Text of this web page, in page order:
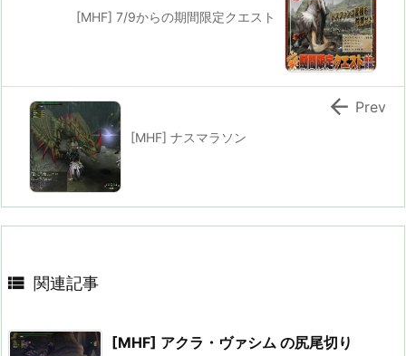
[MHF] 7/9からの期間限定クエスト
[MHF] ナスマラソン
 Prev
 関連記事
[MHF] アクラ・ヴァシム の尻尾切り